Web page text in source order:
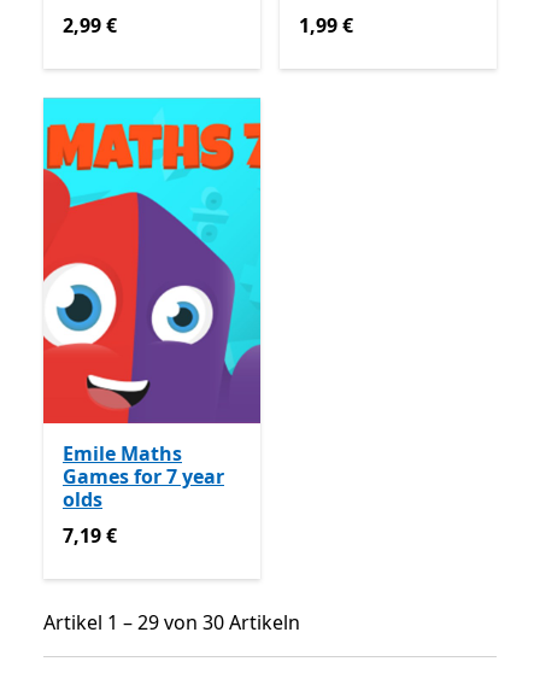
2,99 €
2,99 €
1,99 €
1,99 €
Emile Maths
Games for 7 year
olds
7,19 €
7,19 €
Artikel 1 – 29 von 30 Artikeln
Artikel 1 – 29 von 30 Artikeln